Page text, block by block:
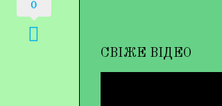
0
СВІЖЕ ВІДЕО